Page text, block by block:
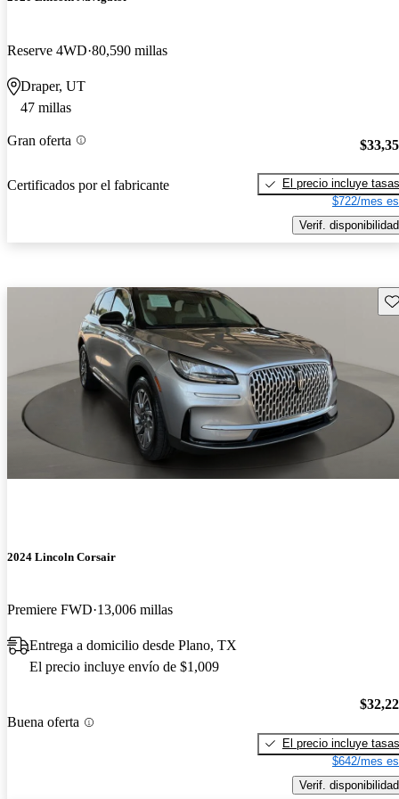
Reserve 4WD 80,590 millas
Draper, UT
47 millas
Gran oferta
Certificados por el fabricante
El precio incluye tasas
$722/mes
Verif. disponibilidad
2024 Lincoln Corsair
Premiere FWD 13,006 millas
Entrega a domicilio desde Plano, TX
El precio incluye envío de $1,009
Buena oferta
El precio incluye tasas
$642/mes
Verif. disponibilidad